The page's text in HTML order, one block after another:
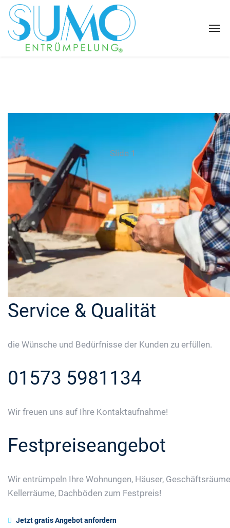
Slide 1
Service & Qualität
die Wünsche und Bedürfnisse der Kunden zu erfüllen.
01573 5981134
Wir freuen uns auf Ihre Kontaktaufnahme!
Festpreiseangebot
Wir entrümpeln Ihre Wohnungen, Häuser,
Kellerräume, Dachböden zum Festpreis!
Jetzt gratis Angebot anfordern